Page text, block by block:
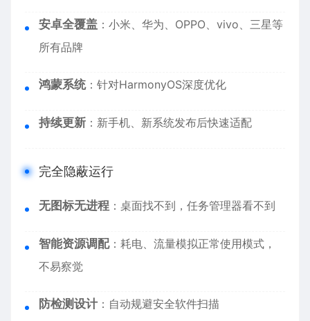
安卓全覆盖 ：小米、华为、OPPO、vivo、三星等
所有品牌
鸿蒙系统：针对HarmonyOS深度优化
持续更新 ：新手机、新系统发布后快速适配
完全隐蔽运行
无图标无进程 ：桌面找不到，任务管理器看不到
智能资源调配：耗电、流量模拟正常使用模式，
不易察觉
防检测设计 ：自动规避安全软件扫描